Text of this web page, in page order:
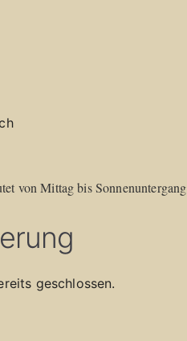
von Mittag bis Sonnenuntergang
geschlossen.